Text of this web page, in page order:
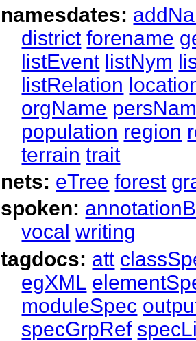
namesdates:
district forename
listEvent listNym
listRelation
orgName
population region
terrain trait
nets: eTree forest
spoken:
vocal writing
tagdocs: att
egXML
moduleSpec
specGrpRef